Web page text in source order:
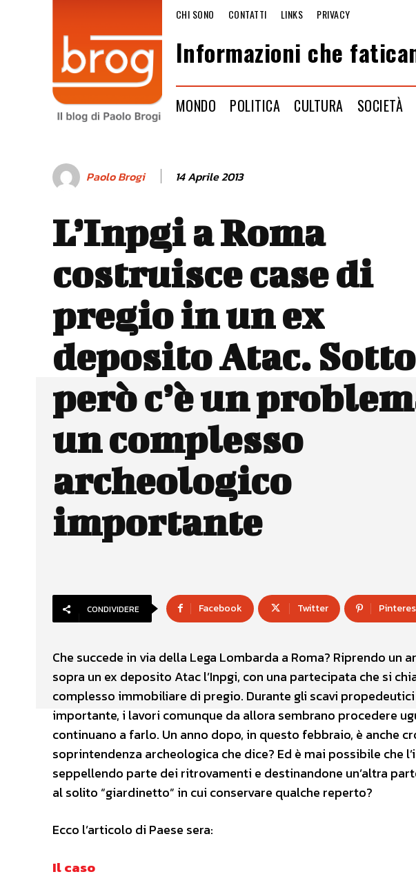
CHI SONO CONTATTI LINKS PRIVACY
Informazioni che
MONDO POLITICA CULTURA SOCIETÀ
Paolo Brogi 14 Aprile 2013
L’Inpgi a Roma
costruisce case di
pregio in un ex
deposito Atac. Sotto
però c’è un
un complesso
archeologico
importante
CONDIVIDERE Facebook Twitter
Che succede in via della Lega Lombarda a Roma? Riprendo un
sopra un ex deposito Atac l’Inpgi, con una partecipata che si
complesso immobiliare di pregio. Durante gli scavi
importante, i lavori comunque da allora sembrano procedere
continuano a farlo. Un anno dopo, in questo febbraio, è anche
soprintendenza archeologica che dice? Ed è mai possibile che
seppellendo parte dei ritrovamenti e destinandone un’altra
al solito “giardinetto” in cui conservare qualche reperto?
Ecco l’articolo di Paese sera:
Il caso